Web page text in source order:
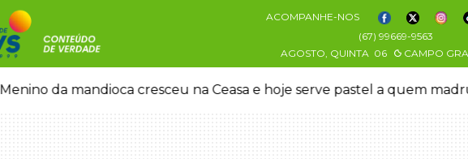
ACOMPANHE-NOS
(67) 99669-9563
AGOSTO, QUINTA 06 CAMPO
Menino da mandioca cresceu na Ceasa e hoje serve pastel a quem